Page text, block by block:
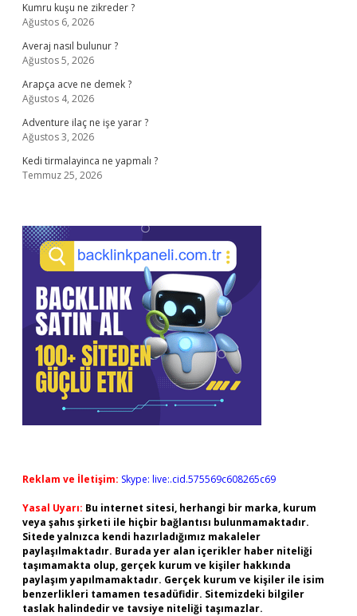
Kumru kuşu ne zikreder ?
Ağustos 6, 2026
Averaj nasıl bulunur ?
Ağustos 5, 2026
Arapça acve ne demek ?
Ağustos 4, 2026
Adventure ilaç ne işe yarar ?
Ağustos 3, 2026
Kedi tirmalayinca ne yapmalı ?
Temmuz 25, 2026
Reklam ve İletişim: Skype: live:.cid.575569c608265c69
Yasal Uyarı: Bu internet sitesi, herhangi bir marka, kurum
veya şahıs şirketi ile hiçbir bağlantısı bulunmamaktadır.
Sitede yalnızca kendi hazırladığımız makaleler
paylaşılmaktadır. Burada yer alan içerikler haber niteliği
taşımamakta olup, gerçek kurum ve kişiler hakkında
paylaşım yapılmamaktadır. Gerçek kurum ve kişiler ile isim
benzerlikleri tamamen tesadüfidir. Sitemizdeki bilgiler
taslak halindedir ve tavsiye niteliği taşımazlar.